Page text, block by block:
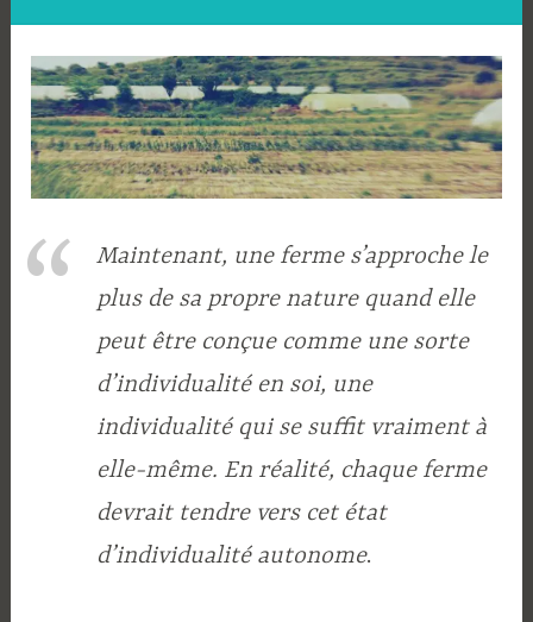
Maintenant, une ferme s’approche le
plus de sa propre nature quand elle
peut être conçue comme une sorte
d’individualité en soi, une
individualité qui se suffit vraiment à
elle-même. En réalité, chaque ferme
devrait tendre vers cet état
d’individualité autonome.